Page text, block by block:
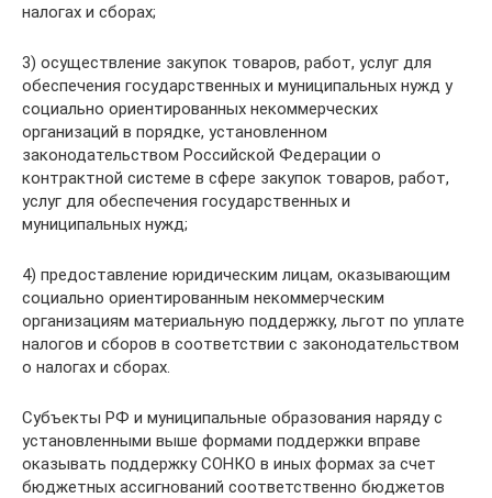
налогах и сборах;
3) осуществление закупок товаров, работ, услуг для
обеспечения государственных и муниципальных нужд у
социально ориентированных некоммерческих
организаций в порядке, установленном
законодательством Российской Федерации о
контрактной системе в сфере закупок товаров, работ,
услуг для обеспечения государственных и
муниципальных нужд;
4) предоставление юридическим лицам, оказывающим
социально ориентированным некоммерческим
организациям материальную поддержку, льгот по уплате
налогов и сборов в соответствии с законодательством
о налогах и сборах.
Субъекты РФ и муниципальные образования наряду с
установленными выше формами поддержки вправе
оказывать поддержку СОНКО в иных формах за счет
бюджетных ассигнований соответственно бюджетов